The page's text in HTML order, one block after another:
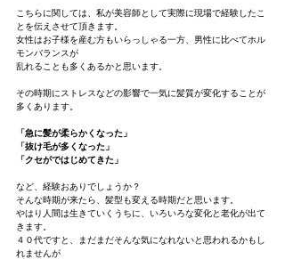
こちらに関しては、私が美容師として実際に現場で経験したこ
とを伝えさせて頂きます。
女性はお子様を産む方もいらっしゃる一方、男性に比べてホル
モンバランスが
乱れることも多くあるかと思います。
その時期にストレスなどの影響で一気に髪質が変化することが
多くあります。
「急に髪が柔らかくなった」
「抜け毛が多くなった」
「クセがではじめてきた」
など、経験おありでしょうか？
そんな時期が来たら、髪型も変える時期だと思います。
やはり人間は生きていくうちに、いろいろな変化と老化が出て
きます。
４０代ですと、まだまだそんな気になれないと思われるかもし
れませんが